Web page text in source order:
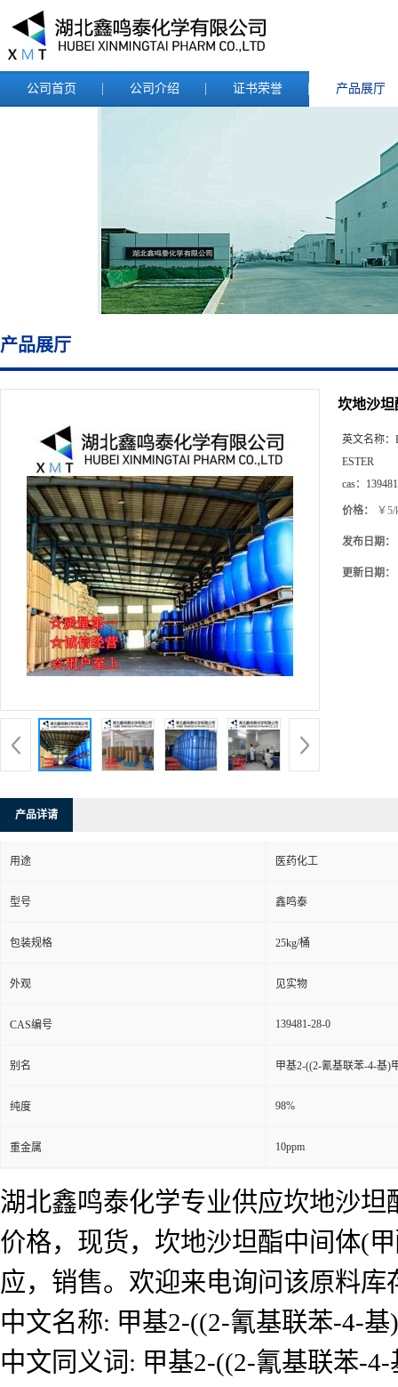
公司首页 公司介绍 证书荣誉 产品展厅
产品展厅
坎地沙坦
英文名称：
ESTER
cas：
价格： ￥5/
发布日期：
更新日期：
产品详请
用途 医药化工
型号 鑫鸣泰
包装规格 25kg/桶
外观 见实物
CAS编号 139481-28-0
别名 甲基2-((2-氰基联苯-4-基)
纯度 98%
重金属 10ppm
湖北鑫鸣泰化学专业供应坎地沙
价格，现货，坎地沙坦酯中间体(
应，销售。欢迎来电询问该原料库
中文名称: 甲基2-((2-氰基联苯-4-
中文同义词: 甲基2-((2-氰基联苯-